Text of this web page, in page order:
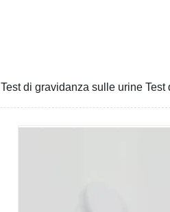
Test di gravidanza sulle urine